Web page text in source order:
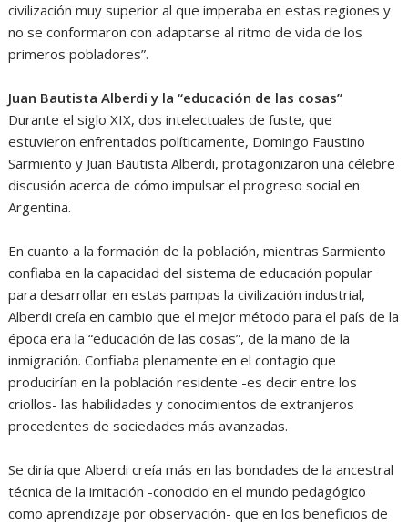
civilización muy superior al que imperaba en estas regiones y
no se conformaron con adaptarse al ritmo de vida de los
primeros pobladores”.
Juan Bautista Alberdi y la “educación de las cosas”
Durante el siglo XIX, dos intelectuales de fuste, que
estuvieron enfrentados políticamente, Domingo Faustino
Sarmiento y Juan Bautista Alberdi, protagonizaron una célebre
discusión acerca de cómo impulsar el progreso social en
Argentina.
En cuanto a la formación de la población, mientras Sarmiento
confiaba en la capacidad del sistema de educación popular
para desarrollar en estas pampas la civilización industrial,
Alberdi creía en cambio que el mejor método para el país de la
época era la “educación de las cosas”, de la mano de la
inmigración. Confiaba plenamente en el contagio que
producirían en la población residente -es decir entre los
criollos- las habilidades y conocimientos de extranjeros
procedentes de sociedades más avanzadas.
Se diría que Alberdi creía más en las bondades de la ancestral
técnica de la imitación -conocido en el mundo pedagógico
como aprendizaje por observación- que en los beneficios de